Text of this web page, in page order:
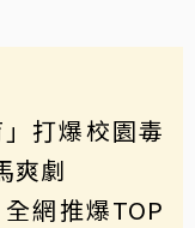
打爆校園毒
爽劇
網推爆TOP